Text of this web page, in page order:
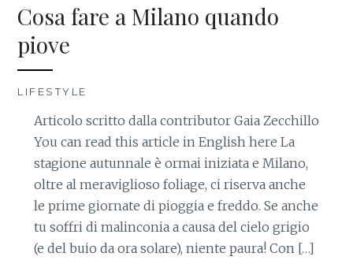
Cosa fare a Milano quando
piove
LIFESTYLE
Articolo scritto dalla contributor Gaia Zecchillo
You can read this article in English here La
stagione autunnale è ormai iniziata e Milano,
oltre al meraviglioso foliage, ci riserva anche
le prime giornate di pioggia e freddo. Se anche
tu soffri di malinconia a causa del cielo grigio
(e del buio da ora solare), niente paura! Con […]